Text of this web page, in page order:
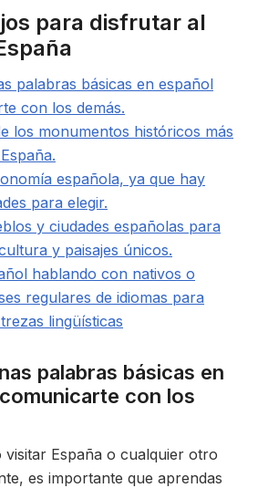
para disfrutar al
palabras básicas en español
con los demás.
los monumentos históricos más
española, ya que hay
para elegir.
y ciudades españolas para
y paisajes únicos.
hablando con nativos o
regulares de idiomas para
lingüísticas
palabras básicas en
con los
visitar España o cualquier otro
es importante que aprendas